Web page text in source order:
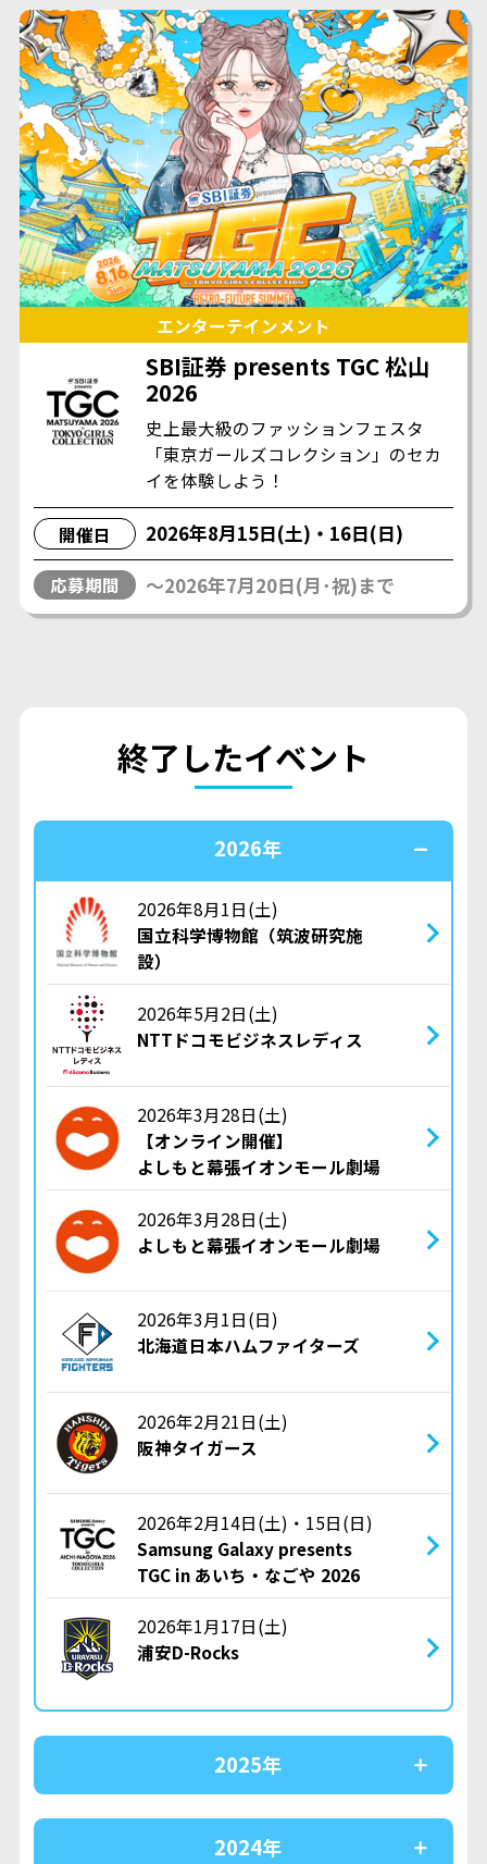
エンターテインメント
SBI証券 presents TGC 松山
2026
史上最大級のファッションフェスタ
「東京ガールズコレクション」のセカ
イを体験しよう！
開催日 2026年8月15日(土)・16日(日)
応募期間 〜2026年7月20日(月･祝)まで
終了したイベント
2026年
2026年8月1日(土)
国立科学博物館（筑波研究施
設）
2026年5月2日(土)
NTTドコモビジネスレディス
2026年3月28日(土)
【オンライン開催】
よしもと幕張イオンモール劇場
2026年3月28日(土)
よしもと幕張イオンモール劇場
2026年3月1日(日)
北海道日本ハムファイターズ
2026年2月21日(土)
阪神タイガース
2026年2月14日(土)・15日(日)
Samsung Galaxy presents
TGC in あいち・なごや 2026
2026年1月17日(土)
浦安D-Rocks
2025年
2024年